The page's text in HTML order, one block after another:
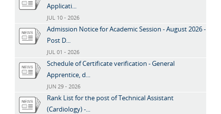
Applicati...
JUL 10 - 2026
Admission Notice for Academic Session - August 2026 -
Post D...
JUL 01 - 2026
Schedule of Certificate verification - General
Apprentice, d...
JUN 29 - 2026
Rank List for the post of Technical Assistant
(Cardiology) -...